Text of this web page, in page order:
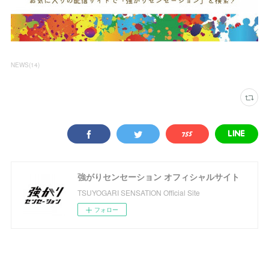
NEWS(14)
強がりセンセーション オフィシャルサイト
TSUYOGARI SENSATION Official Site
フォロー